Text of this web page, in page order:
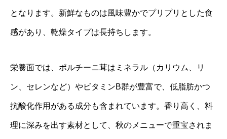
となります。新鮮なものは風味豊かでプリプリとした食
感があり、乾燥タイプは長持ちします。
栄養面では、ポルチーニ茸はミネラル（カリウム、リ
ン、セレンなど）やビタミンB群が豊富で、低脂肪かつ
抗酸化作用がある成分も含まれています。香り高く、料
理に深みを出す素材として、秋のメニューで重宝されま